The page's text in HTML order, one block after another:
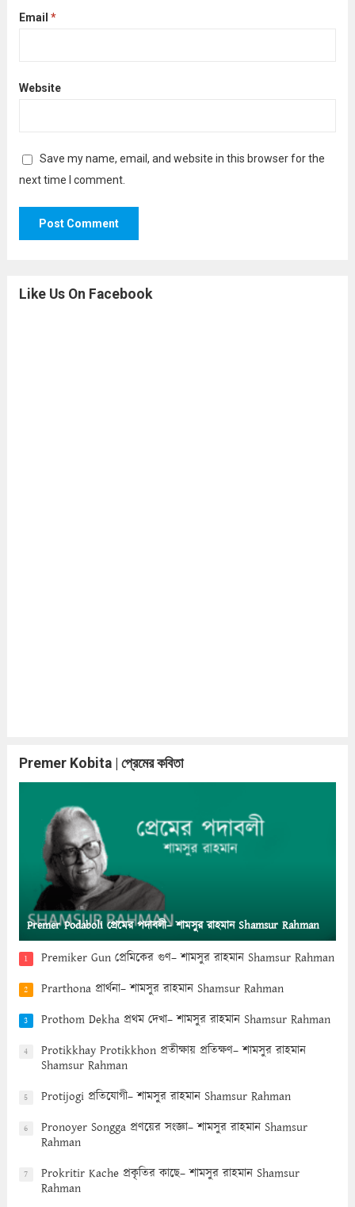
Email *
Website
Save my name, email, and website in this browser for the
next time I comment.
Like Us On Facebook
Premer Kobita | প্রেমের কবিতা
Premer Podaboli প্রেমের পদাবলী– শামসুর রাহমান Shamsur Rahman
1 Premiker Gun প্রেমিকের গুণ– শামসুর রাহমান Shamsur Rahman
2 Prarthona প্রার্থনা– শামসুর রাহমান Shamsur Rahman
3 Prothom Dekha প্রথম দেখা– শামসুর রাহমান Shamsur Rahman
4
Protikkhay Protikkhon প্রতীক্ষায় প্রতিক্ষণ– শামসুর রাহমান
Shamsur Rahman
5 Protijogi প্রতিযোগী– শামসুর রাহমান Shamsur Rahman
6
Pronoyer Songga প্রণয়ের সংজ্ঞা– শামসুর রাহমান Shamsur
Rahman
7
Prokritir Kache প্রকৃতির কাছে– শামসুর রাহমান Shamsur
Rahman